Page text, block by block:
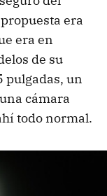
era
era en
de su
pulgadas, un
cámara
todo normal.